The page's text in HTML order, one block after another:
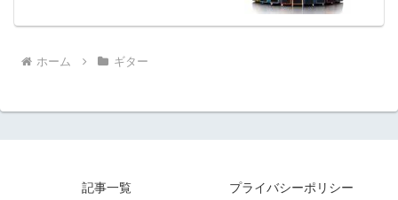
ホーム ギター
記事一覧 プライバシーポリシー